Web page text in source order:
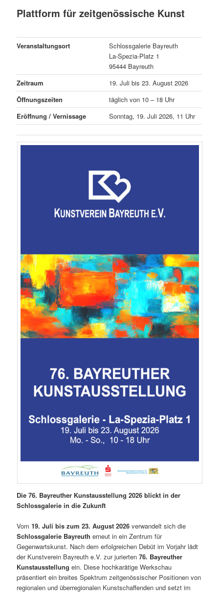
Plattform für zeitgenössische Kunst
Veranstaltungsort
Schlossgalerie Bayreuth
La-Spezia-Platz 1
95444 Bayreuth
Zeitraum
19. Juli bis 23. August 2026
Öffnungszeiten
täglich von 10 – 18 Uhr
Eröffnung / Vernissage
Sonntag, 19. Juli 2026, 11 Uhr
Die 76. Bayreuther Kunstausstellung 2026 blickt in der
Schlossgalerie in die Zukunft
Vom19. Juli bis zum 23. August 2026 verwandelt sich die
Schlossgalerie Bayreuth erneut in ein Zentrum für
Gegenwartskunst. Nach dem erfolgreichen Debüt im Vorjahr lädt
der Kunstverein Bayreuth e.V. zur jurierten76. Bayreuther
Kunstausstellung ein. Diese hochkarätige Werkschau
präsentiert ein breites Spektrum zeitgenössischer Positionen von
regionalen und überregionalen Kunstschaffenden und setzt im